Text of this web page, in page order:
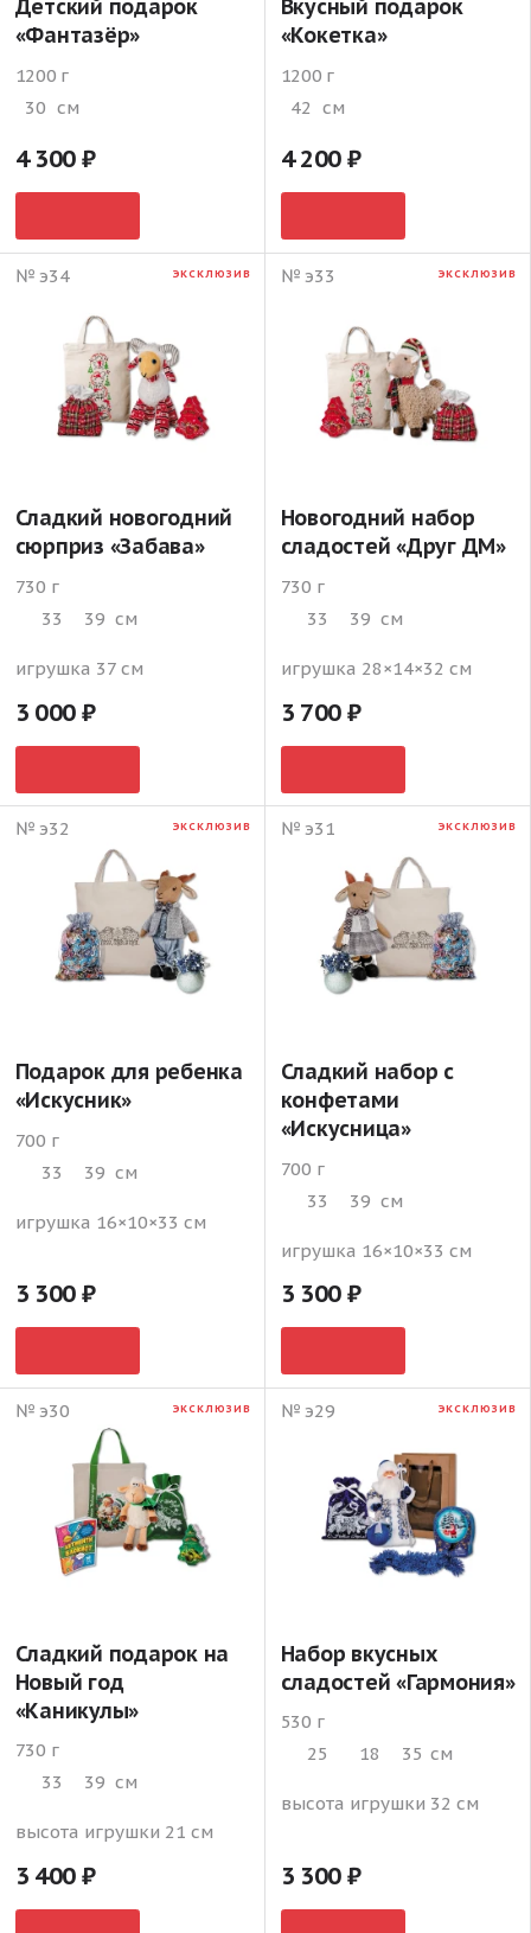
Детский подарок
«Фантазёр»
1200 г
30 см
4 300
Вкусный подарок
«Кокетка»
1200 г
42 см
4 200
№ э34 ЭКСКЛЮЗИВ
Сладкий новогодний
сюрприз «Забава»
730 г
33
39 см
игрушка 37 см
3 000
№ э33 ЭКСКЛЮЗИВ
Новогодний набор
сладостей «Друг ДМ»
730 г
33
39 см
игрушка 28×14×32 см
3 700
№ э32 ЭКСКЛЮЗИВ
Подарок для ребенка
«Искусник»
700 г
33
39 см
игрушка 16×10×33 см
3 300
№ э31 ЭКСКЛЮЗИВ
Сладкий набор с
конфетами
«Искусница»
700 г
33
39 см
игрушка 16×10×33 см
3 300
№ э30 ЭКСКЛЮЗИВ
Сладкий подарок на
Новый год
«Каникулы»
730 г
33
39 см
высота игрушки 21 см
3 400
№ э29 ЭКСКЛЮЗИВ
Набор вкусных
сладостей «Гармония»
530 г
25
18 35 см
высота игрушки 32 см
3 300